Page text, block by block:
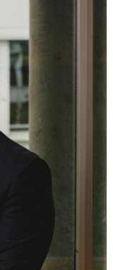
Estudiantes
Funcionarios